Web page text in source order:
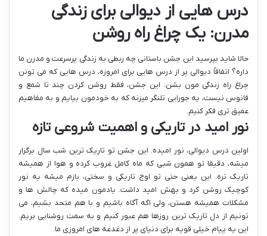
درس هایی از دیوالی برای زندگی
مدرن: یک چراغ راه روشن
حالا شاید بپرسید این جشن باستانی چه ربطی به زندگی پرسرعت و مدرن ما
داره؟ اتفاقاً دیوالی پر از درس هایی برای امروزه، درس هایی که می تونن
چراغ راه زندگی مون بشن. این جشن، فقط روشن کردن چند تا شمع و
فانوس نیست، یه جورایی تلنگر میزنه که به خودمون بیایم و به مفاهیم
عمیق تری فکر کنیم.
نور امید در تاریکی و اهمیت شروعی تازه
اولین درس دیوالی، نور امیده. این جشن تو تاریک ترین شب سال برگزار
میشه، دقیقا تو همون شبی که ماه کامل غروب کرده و هوا از همیشه
تاریک تره. این یعنی حتی تو اوج تاریکی و سختی، بازم میشه یه نور
کوچیک روشن کرد و بهش امید داشت. یادمون میده که چالش ها و
مشکلات همیشه هستن، ولی اگه آگاه باشیم و با هم متحد بشیم، می
تونیم از دل تاریک ترین روزها هم عبور کنیم و به سمت روشنایی بریم.
این یه پیام خیلی قویه برای دنیای پر از دغدغه های امروزی ما.